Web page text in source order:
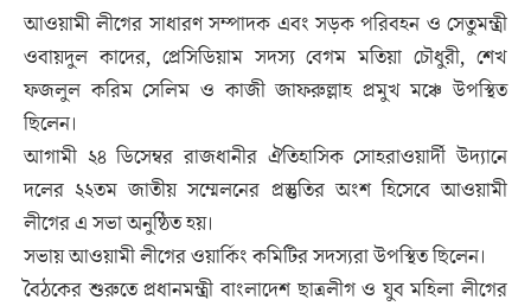
আওয়ামী লীগের সাধারণ সম্পাদক এবং সড়ক পরিবহন ও সেতুমন্ত্রী
ওবায়দুল কাদের, প্রেসিডিয়াম সদস্য বেগম মতিয়া চৌধুরী, শেখ
ফজলুল করিম সেলিম ও কাজী জাফরুল্লাহ প্রমুখ মঞ্চে উপস্থিত
ছিলেন।
আগামী ২৪ ডিসেম্বর রাজধানীর ঐতিহাসিক সোহরাওয়ার্দী উদ্যানে
দলের ২২তম জাতীয় সম্মেলনের প্রস্তুতির অংশ হিসেবে আওয়ামী
লীগের এ সভা অনুষ্ঠিত হয়।
সভায় আওয়ামী লীগের ওয়ার্কিং কমিটির সদস্যরা উপস্থিত ছিলেন।
বৈঠকের শুরুতে প্রধানমন্ত্রী বাংলাদেশ ছাত্রলীগ ও যুব মহিলা লীগের